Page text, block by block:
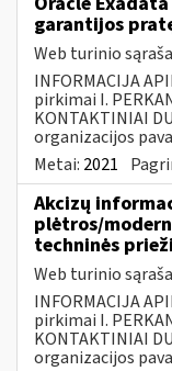
garantijos
Web turinio
INFORMACIJA
pirkimai I.
KONTAKTINIAI
organizacijos
Metai: 2021
Akcizų
plėtros/
techninės
Web turinio
INFORMACIJA
pirkimai I.
KONTAKTINIAI
organizacijos